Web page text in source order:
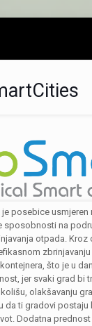
posebice usmjeren
sposobnosti na
otpada. Kroz
što je u
jer svaki grad bi
olakšavanju
da ti gradovi postaju
Dodatna